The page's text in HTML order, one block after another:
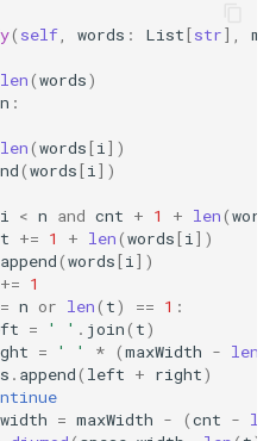
( self, words : List[str],
len(words)
n :
len(words[i])
(words[i])
i < n and cnt + 1 + len(
+= 1 + len(words[i])
append(words[i])
+= 1
n or len( t) == 1 :
= ' ' . join( t)
= ' ' * (maxWidth - len
. append( left + right)
= maxWidth - (cnt -